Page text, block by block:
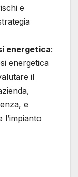
e
energetica:
energetica
il
e